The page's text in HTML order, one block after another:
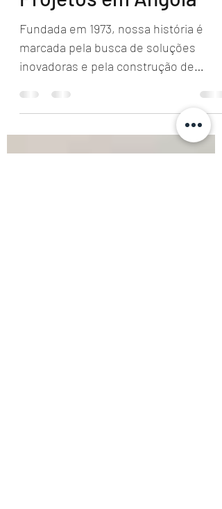
17 de jan. de 2025
3 min de leitura
Casos de Sucesso:
Projetos em Angola
Fundada em 1973, nossa história é
marcada pela busca de soluções
inovadoras e pela construção de
parcerias sólidas no Brasil e no...